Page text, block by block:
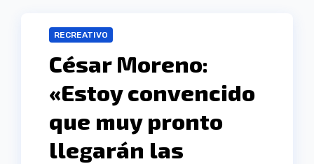
RECREATIVO
César Moreno:
«Estoy convencido
que muy pronto
llegarán las